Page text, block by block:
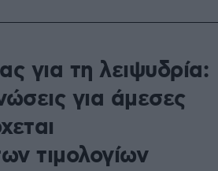
για τη λειψυδρία:
για άμεσες
τιμολογίων